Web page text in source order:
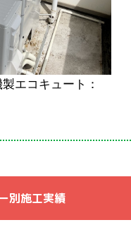
別施工実績
エコキュート：